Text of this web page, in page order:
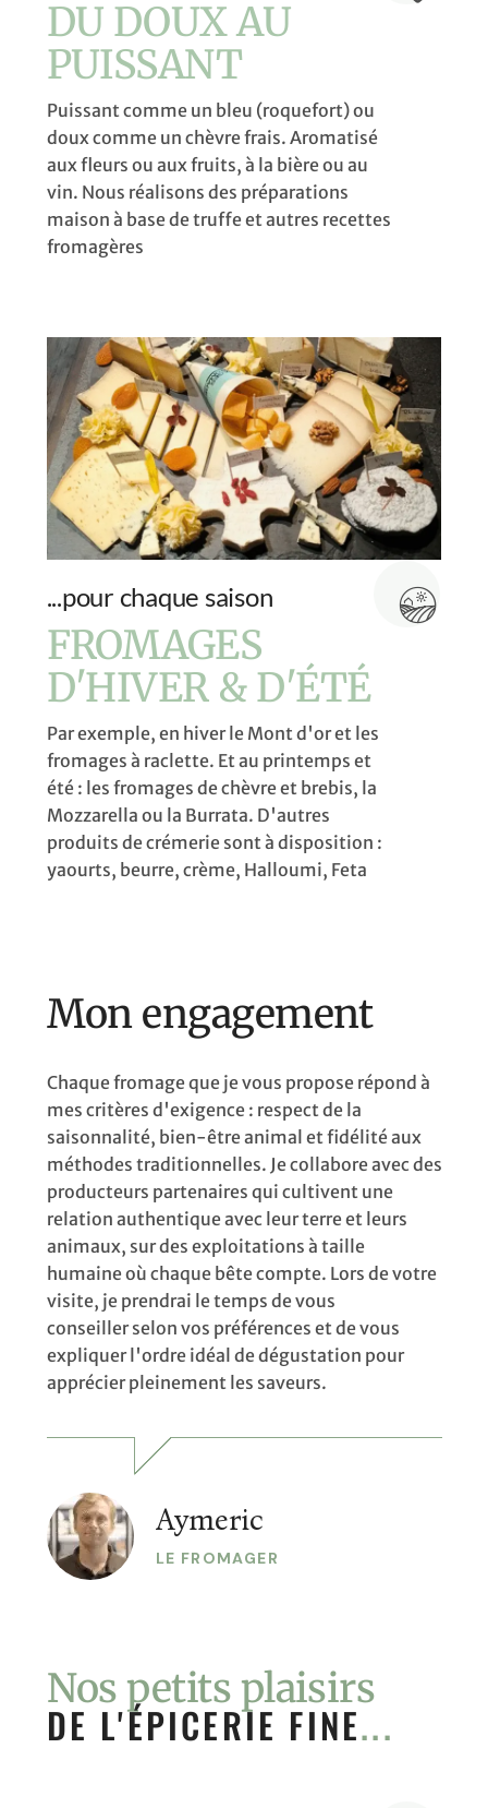
DU DOUX AU
PUISSANT
Puissant comme un bleu (roquefort) ou
doux comme un chèvre frais. Aromatisé
aux fleurs ou aux fruits, à la bière ou au
vin. Nous réalisons des préparations
maison à base de truffe et autres recettes
fromagères
...pour chaque saison
FROMAGES
D'HIVER & D'ÉTÉ
Par exemple, en hiver le Mont d'or et les
fromages à raclette. Et au printemps et
été : les fromages de chèvre et brebis, la
Mozzarella ou la Burrata. D'autres
produits de crémerie sont à disposition :
yaourts, beurre, crème, Halloumi, Feta
Mon engagement
Chaque fromage que je vous propose répond à
mes critères d'exigence : respect de la
saisonnalité, bien-être animal et fidélité aux
méthodes traditionnelles. Je collabore avec des
producteurs partenaires qui cultivent une
relation authentique avec leur terre et leurs
animaux, sur des exploitations à taille
humaine où chaque bête compte. Lors de votre
visite, je prendrai le temps de vous
conseillerselon vos préférences et de vous
expliquer l'ordre idéal de dégustation pour
apprécier pleinement les saveurs.
Aymeric
LE FROMAGER
Nos petits plaisirs
DE L'ÉPICERIE FINE...